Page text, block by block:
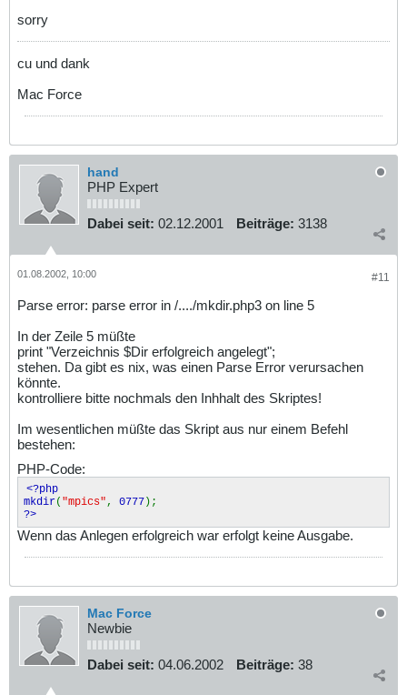
sorry
cu und dank
Mac Force
hand
PHP Expert
Dabei seit: 02.12.2001 Beiträge: 3138
#11
01.08.2002, 10:00
Parse error: parse error in /..../mkdir.php3 on line 5
In der Zeile 5 müßte
print "Verzeichnis $Dir erfolgreich angelegt";
stehen. Da gibt es nix, was einen Parse Error verursachen
könnte.
kontrolliere bitte nochmals den Inhhalt des Skriptes!
Im wesentlichen müßte das Skript aus nur einem Befehl
bestehen:
PHP-Code:
<?php
mkdir( "mpics" , 0777);
?>
Wenn das Anlegen erfolgreich war erfolgt keine Ausgabe.
Mac Force
Newbie
Dabei seit: 04.06.2002 Beiträge: 38